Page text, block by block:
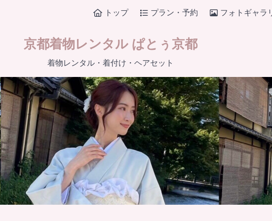
トップ プラン・予約 フォトギャラ
京都着物レンタル ぱとぅ京都
着物レンタル・着付け・ヘアセット